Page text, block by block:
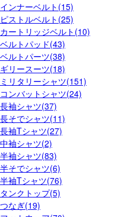
インナーベルト(15)
ピストルベルト(25)
カートリッジベルト(10)
ベルトパッド(43)
ベルトパーツ(38)
ギリースーツ(18)
ミリタリーシャツ(151)
コンバットシャツ(24)
長袖シャツ(37)
長そでシャツ(11)
長袖Tシャツ(27)
中袖シャツ(2)
半袖シャツ(83)
半そでシャツ(6)
半袖Tシャツ(76)
タンクトップ(5)
つなぎ(19)